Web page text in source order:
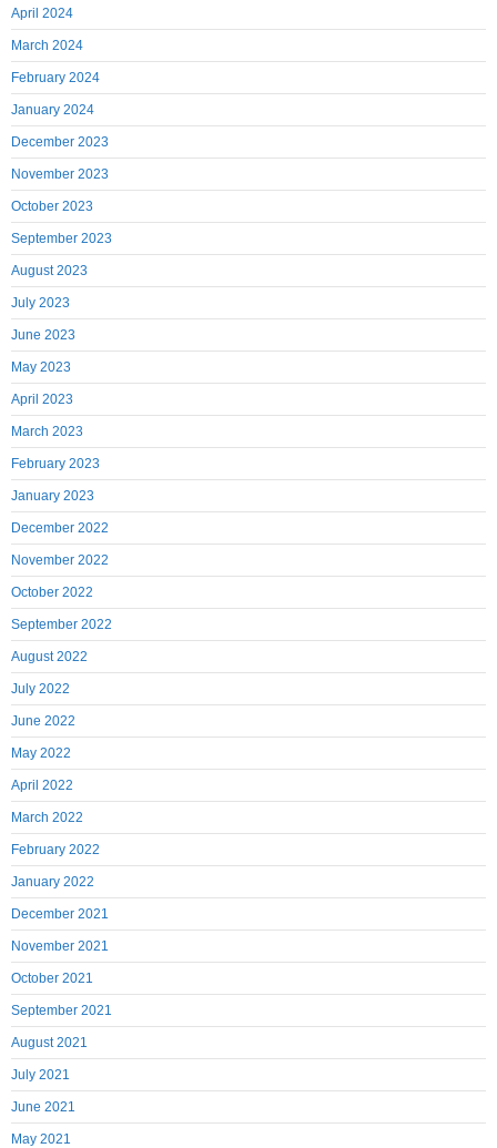
April 2024
March 2024
February 2024
January 2024
December 2023
November 2023
October 2023
September 2023
August 2023
July 2023
June 2023
May 2023
April 2023
March 2023
February 2023
January 2023
December 2022
November 2022
October 2022
September 2022
August 2022
July 2022
June 2022
May 2022
April 2022
March 2022
February 2022
January 2022
December 2021
November 2021
October 2021
September 2021
August 2021
July 2021
June 2021
May 2021